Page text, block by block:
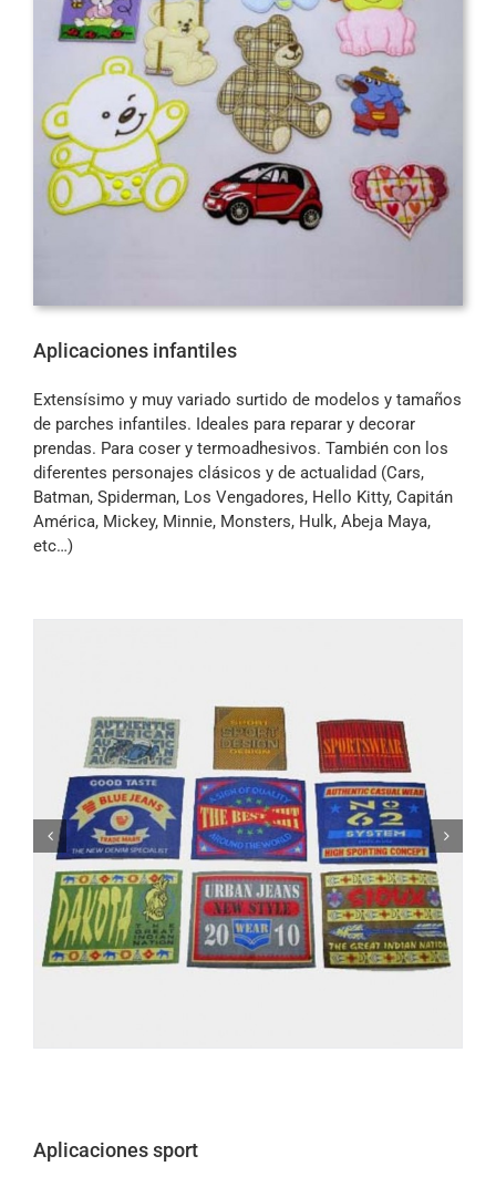
Aplicaciones infantiles
Extensísimo y muy variado surtido de modelos y tamaños
de parches infantiles. Ideales para reparar y decorar
prendas. Para coser y termoadhesivos. También con los
diferentes personajes clásicos y de actualidad (Cars,
Batman, Spiderman, Los Vengadores, Hello Kitty, Capitán
América, Mickey, Minnie, Monsters, Hulk, Abeja Maya,
etc…)
Aplicaciones sport